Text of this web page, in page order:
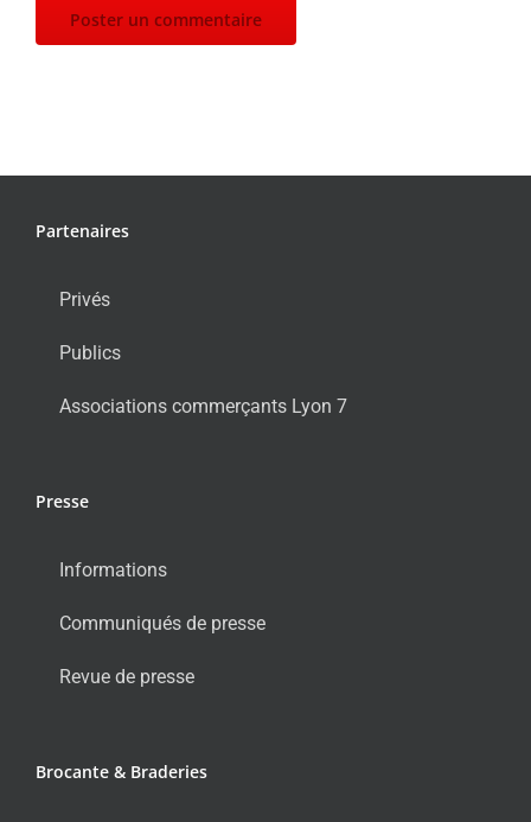
Partenaires
Privés
Publics
Associations commerçants Lyon 7
Presse
Informations
Communiqués de presse
Revue de presse
Brocante & Braderies